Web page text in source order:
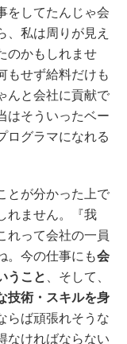
をしてたんじゃ会
、私は周りが見え
のかもしれませ
もせず給料だけも
んと会社に貢献で
はそういったベー
ログラマになれる
とが分かった上で
れません。『我
れって会社の一員
。今の仕事にも会
うこと
、そして、
技術・スキルを身
らば頑張れそうな
なければならない